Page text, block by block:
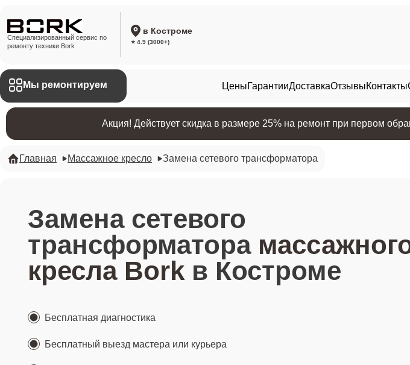
Специализированный сервис по
ремонту техники Bork
в Костроме
⭐ 4.9 (3000+)
Мы ремонтируем ЦеныГарантииДоставкаОтзывыКонтакты
Акция! Действует скидка в размере 25% на ремонт при первом
Главная Массажное кресло Замена сетевого трансформатора
Замена сетевого
трансформатора
кресла Bork в Костроме
Бесплатная диагностика
Бесплатный выезд мастера или курьера